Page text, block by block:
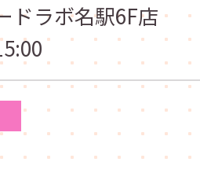
ドラボ名駅6F店